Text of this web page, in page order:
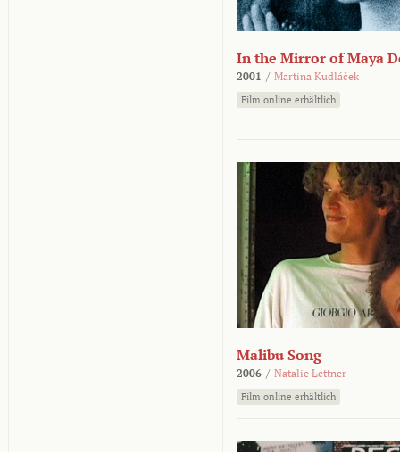
In the Mirror of Maya
2001 / Martina Kudláček
Film online erhältlich
Malibu Song
2006 / Natalie Lettner
Film online erhältlich